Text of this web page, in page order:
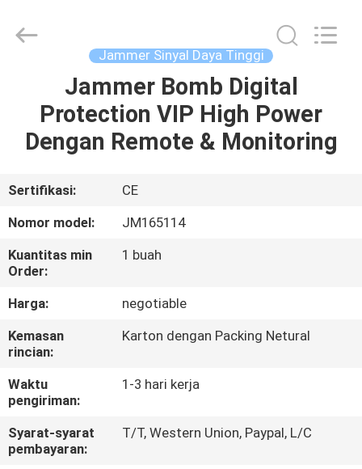
RUMAH
PRODUK
TENTANG
KAMI
TUR
PABRIK
KONTROL
KUALITAS
HUBUNGI
KAMI
Limited.
Jammer Sinyal Daya Tinggi
Jammer Bomb Digital
Protection VIP High Power
Dengan Remote & Monitoring
Sertifikasi:
CE
Nomor model:
JM165114
Kuantitas min
Order:
1 buah
Harga:
negotiable
Kemasan
rincian:
Karton dengan Packing Netural
Waktu
pengiriman:
1-3 hari kerja
Syarat-syarat
pembayaran:
T/T, Western Union, Paypal, L/C